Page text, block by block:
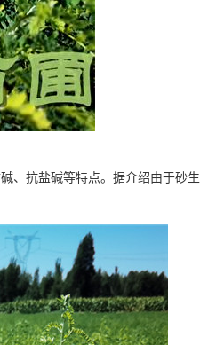
、抗盐碱等特点。据介绍由于砂生